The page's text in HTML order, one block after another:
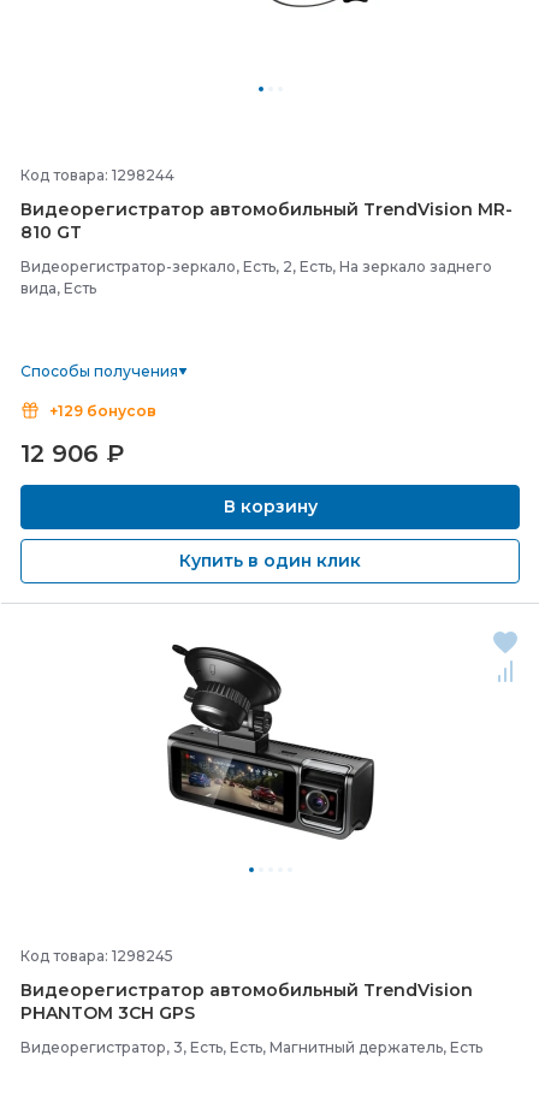
Код товара: 1298244
Видеорегистратор автомобильный TrendVision MR-
810 GT
Видеорегистратор-зеркало, Есть, 2, Есть, На зеркало заднего
вида, Есть
Способы получения
+129 бонусов
12 906 ₽
В корзину
Купить в один клик
Код товара: 1298245
Видеорегистратор автомобильный TrendVision
PHANTOM 3CH GPS
Видеорегистратор, 3, Есть, Есть, Магнитный держатель, Есть